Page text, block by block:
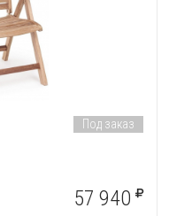
Под заказ
57 940